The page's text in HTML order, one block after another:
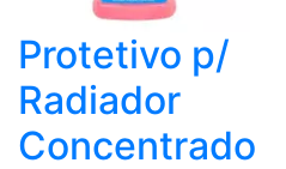
Protetivo p/
Radiador
Concentrado